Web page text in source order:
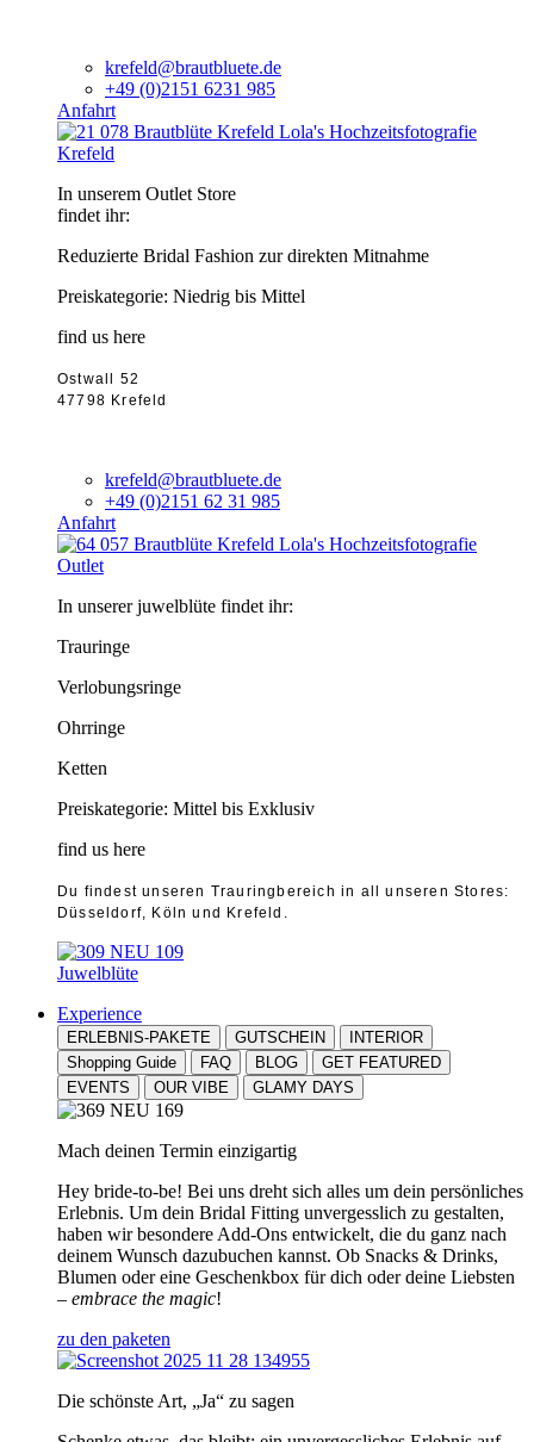
krefeld@brautbluete.de
+49 (0)2151 6231 985
Anfahrt
Krefeld
In unserem Outlet Store
findet ihr:
Reduzierte Bridal Fashion zur direkten Mitnahme
Preiskategorie: Niedrig bis Mittel
find us here
Ostwall 52
47798 Krefeld
krefeld@brautbluete.de
+49 (0)2151 62 31 985
Anfahrt
Outlet
In unserer juwelblüte findet ihr:
Trauringe
Verlobungsringe
Ohrringe
Ketten
Preiskategorie: Mittel bis Exklusiv
find us here
Du findest unseren Trauringbereich in all unseren Stores:
Düsseldorf, Köln und Krefeld.
Juwelblüte
Experience
ERLEBNIS-PAKETE GUTSCHEIN
INTERIOR
Shopping Guide
FAQ BLOG
GET FEATURED
EVENTS
OUR VIBE GLAMY DAYS
Mach deinen Termin einzigartig
Hey bride-to-be! Bei uns dreht sich alles um dein persönliches
Erlebnis. Um dein Bridal Fitting unvergesslich zu gestalten,
haben wir besondere Add-Ons entwickelt, die du ganz nach
deinem Wunsch dazubuchen kannst. Ob Snacks & Drinks,
Blumen oder eine Geschenkbox für dich oder deine Liebsten
– embrace the magic!
zu den paketen
Die schönste Art, „Ja“ zu sagen